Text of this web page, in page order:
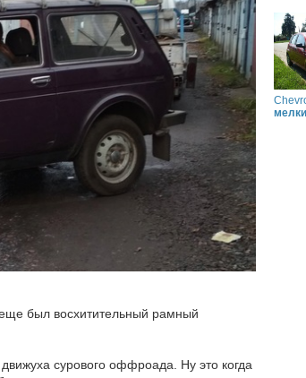
был восхитительный рамный
сурового оффроада. Ну это когда